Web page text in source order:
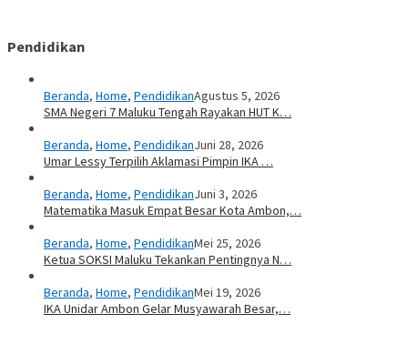
Pendidikan
Beranda, Home, PendidikanAgustus 5, 2026
SMA Negeri 7 Maluku Tengah Rayakan HUT K…
Beranda, Home, PendidikanJuni 28, 2026
Umar Lessy Terpilih Aklamasi Pimpin IKA …
Beranda, Home, PendidikanJuni 3, 2026
Matematika Masuk Empat Besar Kota Ambon,…
Beranda, Home, PendidikanMei 25, 2026
Ketua SOKSI Maluku Tekankan Pentingnya N…
Beranda, Home, PendidikanMei 19, 2026
IKA Unidar Ambon Gelar Musyawarah Besar,…